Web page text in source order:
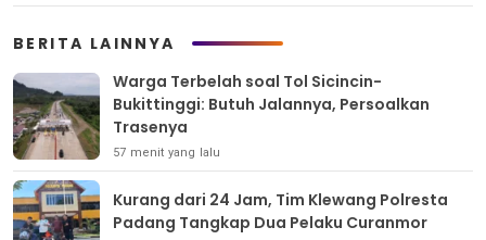
BERITA LAINNYA
Warga Terbelah soal Tol Sicincin-
Bukittinggi: Butuh Jalannya, Persoalkan
Trasenya
57 menit yang lalu
Kurang dari 24 Jam, Tim Klewang Polresta
Padang Tangkap Dua Pelaku Curanmor